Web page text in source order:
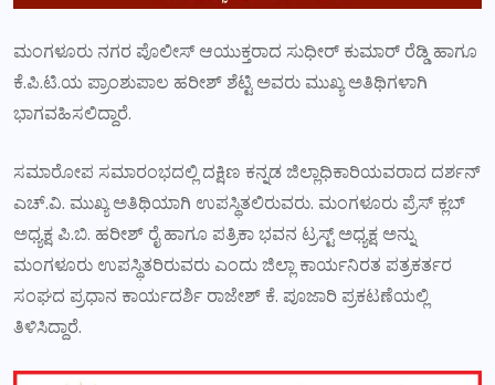
ಮಂಗಳೂರು ನಗರ ಪೊಲೀಸ್ ಆಯುಕ್ತರಾದ ಸುಧೀರ್ ಕುಮಾರ್ ರೆಡ್ಡಿ ಹಾಗೂ
ಕೆ.ಪಿ.ಟಿ.ಯ ಪ್ರಾಂಶುಪಾಲ ಹರೀಶ್ ಶೆಟ್ಟಿ ಅವರು ಮುಖ್ಯ ಅತಿಥಿಗಳಾಗಿ
ಭಾಗವಹಿಸಲಿದ್ದಾರೆ.
ಸಮಾರೋಪ ಸಮಾರಂಭದಲ್ಲಿ ದಕ್ಷಿಣ ಕನ್ನಡ ಜಿಲ್ಲಾಧಿಕಾರಿಯವರಾದ ದರ್ಶನ್
ಎಚ್.ವಿ. ಮುಖ್ಯ ಅತಿಥಿಯಾಗಿ ಉಪಸ್ಥಿತಲಿರುವರು. ಮಂಗಳೂರು ಪ್ರೆಸ್ ಕ್ಲಬ್
ಅಧ್ಯಕ್ಷ ಪಿ.ಬಿ. ಹರೀಶ್ ರೈ ಹಾಗೂ ಪತ್ರಿಕಾ ಭವನ ಟ್ರಸ್ಟ್ ಅಧ್ಯಕ್ಷ ಅನ್ನು
ಮಂಗಳೂರು ಉಪಸ್ಥಿತರಿರುವರು ಎಂದು ಜಿಲ್ಲಾ ಕಾರ್ಯನಿರತ ಪತ್ರಕರ್ತರ
ಸಂಘದ ಪ್ರಧಾನ ಕಾರ್ಯದರ್ಶಿ ರಾಜೇಶ್ ಕೆ. ಪೂಜಾರಿ ಪ್ರಕಟಣೆಯಲ್ಲಿ
ತಿಳಿಸಿದ್ದಾರೆ.